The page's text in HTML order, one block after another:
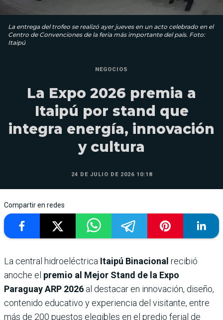
La entrega del trofeo se realizó ayer jueves en un acto celebrado en el
Centro de Convenciones de la feria más importante del país. Foto:
Itaipú
NEGOCIOS
La Expo 2026 premia a
Itaipú por stand que
integra energía, innovación
y cultura
24 DE JULIO DE 2026 10:18
Compartir en redes
La central hidroeléctrica Itaipú Binacional recibió
anoche el premio al Mejor Stand de la Expo
Paraguay ARP 2026 al destacar en innovación, diseño,
contenido educativo y experiencia del visitante, entre
más de 200 puestos elegibles en el predio ferial de